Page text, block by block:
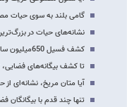
گامی بلند به سوی حیات
نشانه‌های حیات در
کشف فسیل 650میلیون ساله از ابتدایی‌ترین حیوان روی زمین
تا کشف بیگانه‌های فضایی،‌ فقط 8 ماه
آیا متان مریخ، نشانه‌ای
تنها چند قدم با بیگانگان